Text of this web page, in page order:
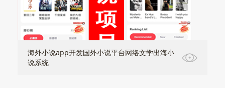
海外小说app开发国外小说平台网络文学出海小
说系统